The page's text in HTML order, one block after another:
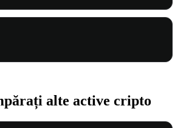
alte active cripto